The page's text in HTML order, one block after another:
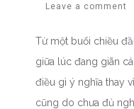
Leave a comment
Từ một buổi chiều
giữa lúc đang giãn
điều gì ý nghĩa thay
cũng do chưa đủ